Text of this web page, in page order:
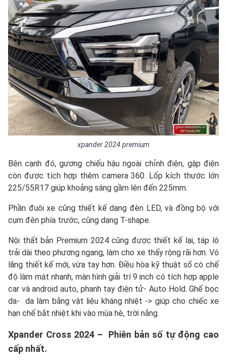
xpander 2024 premium
Bên cạnh đó, gương chiếu hậu ngoài chỉnh điện, gập điện
còn được tích hợp thêm camera 360. Lốp kích thước lớn
225/55R17 giúp khoảng sáng gầm lên đến 225mm.
Phần đuôi xe cũng thiết kế dạng đèn LED, và đồng bộ với
cụm đèn phía trước, cũng dạng T-shape.
Nội thất bản Premium 2024 cũng được thiết kế lại, táp lô
trải dài theo phương ngang, làm cho xe thấy rộng rãi hơn. Vô
lăng thiết kế mới, vừa tay hơn. Điều hòa kỹ thuật số có chế
độ làm mát nhanh, màn hình giải trí 9 inch có tích hợp apple
car và android auto, phanh tay điện tử- Auto Hold. Ghế bọc
da- da làm bằng vật liệu kháng nhiệt -> giúp cho chiếc xe
hạn chế bắt nhiệt khi vào mùa hè, trời nắng.
Xpander Cross 2024 – Phiên bản số tự động cao
cấp nhất.